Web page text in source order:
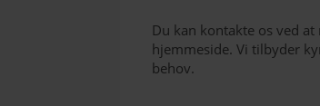
Du kan kontakte os ved
hjemmeside. Vi tilbyder
behov.